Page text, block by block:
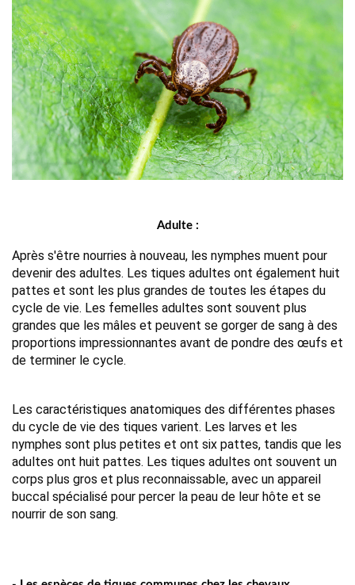
Adulte :
Après s'être nourries à nouveau, les nymphes muent pour
devenir des adultes. Les tiques adultes ont également huit
pattes et sont les plus grandes de toutes les étapes du
cycle de vie. Les femelles adultes sont souvent plus
grandes que les mâles et peuvent se gorger de sang à des
proportions impressionnantes avant de pondre des œufs et
de terminer le cycle.
Les caractéristiques anatomiques des différentes phases
du cycle de vie des tiques varient. Les larves et les
nymphes sont plus petites et ont six pattes, tandis que les
adultes ont huit pattes. Les tiques adultes ont souvent un
corps plus gros et plus reconnaissable, avec un appareil
buccal spécialisé pour percer la peau de leur hôte et se
nourrir de son sang.